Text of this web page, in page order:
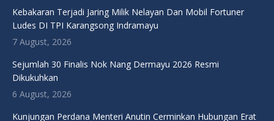
Kebakaran Terjadi Jaring Milik Nelayan Dan Mobil Fortuner
Ludes DI TPI Karangsong Indramayu
7 August, 2026
Sejumlah 30 Finalis Nok Nang Dermayu 2026 Resmi
Dikukuhkan
6 August, 2026
Kunjungan Perdana Menteri Anutin Cerminkan Hubungan Erat